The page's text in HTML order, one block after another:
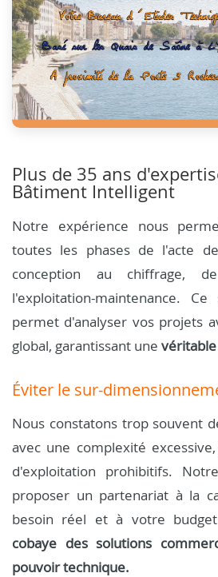
Plus de 35 ans
Bâtiment Intelligent
Notre expérience nous
toutes les phases de l'acte
conception au chiffrage,
l'exploitation-maintenance.
permet d'analyser vos projets
global, garantissant une
Éviter le sur-
Nous constatons trop souvent
avec une complexité
d'exploitation prohibitifs.
proposer un partenariat à la
besoin réel et à votre
cobaye des solutions
pouvoir technique.